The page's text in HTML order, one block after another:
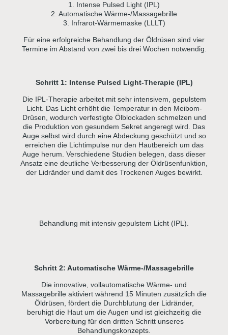
1. Intense Pulsed Light (IPL)
2. Automatische Wärme-/Massagebrille
3. Infrarot-Wärmemaske (LLLT)
Für eine erfolgreiche Behandlung der Öldrüsen sind vier
Termine im Abstand von zwei bis drei Wochen notwendig.
Schritt 1: Intense Pulsed Light-Therapie (IPL)
Die IPL-Therapie arbeitet mit sehr intensivem, gepulstem
Licht. Das Licht erhöht die Temperatur in den Meibom-
Drüsen, wodurch verfestigte Ölblockaden schmelzen und
die Produktion von gesundem Sekret angeregt wird. Das
Auge selbst wird durch eine Abdeckung geschützt und so
erreichen die Lichtimpulse nur den Hautbereich um das
Auge herum. Verschiedene Studien belegen, dass dieser
Ansatz eine deutliche Verbesserung der Öldrüsenfunktion,
der Lidränder und damit des Trockenen Auges bewirkt.
Behandlung mit intensiv gepulstem Licht (IPL).
Schritt 2: Automatische Wärme-/Massagebrille
Die innovative, vollautomatische Wärme- und
Massagebrille aktiviert während 15 Minuten zusätzlich die
Öldrüsen, fördert die Durchblutung der Lidränder,
beruhigt die Haut um die Augen und ist gleichzeitig die
Vorbereitung für den dritten Schritt unseres
Behandlungskonzepts.